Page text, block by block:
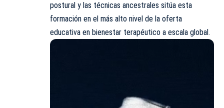
postural y las técnicas ancestrales sitúa esta
formación en el más alto nivel de la oferta
educativa en bienestar terapéutico a escala global.